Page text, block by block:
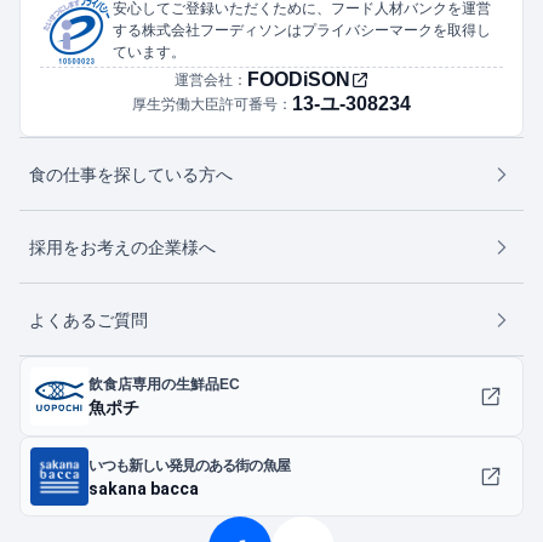
安心してご登録いただくために、フード人材バンクを運営
する株式会社フーディソンはプライバシーマークを取得し
ています。
運営会社： FOODiSON
厚生労働大臣許可番号： 13-ユ-308234
食の仕事を探している方へ
採用をお考えの企業様へ
よくあるご質問
飲食店専用の生鮮品EC
魚ポチ
いつも新しい発見のある街の魚屋
sakana bacca